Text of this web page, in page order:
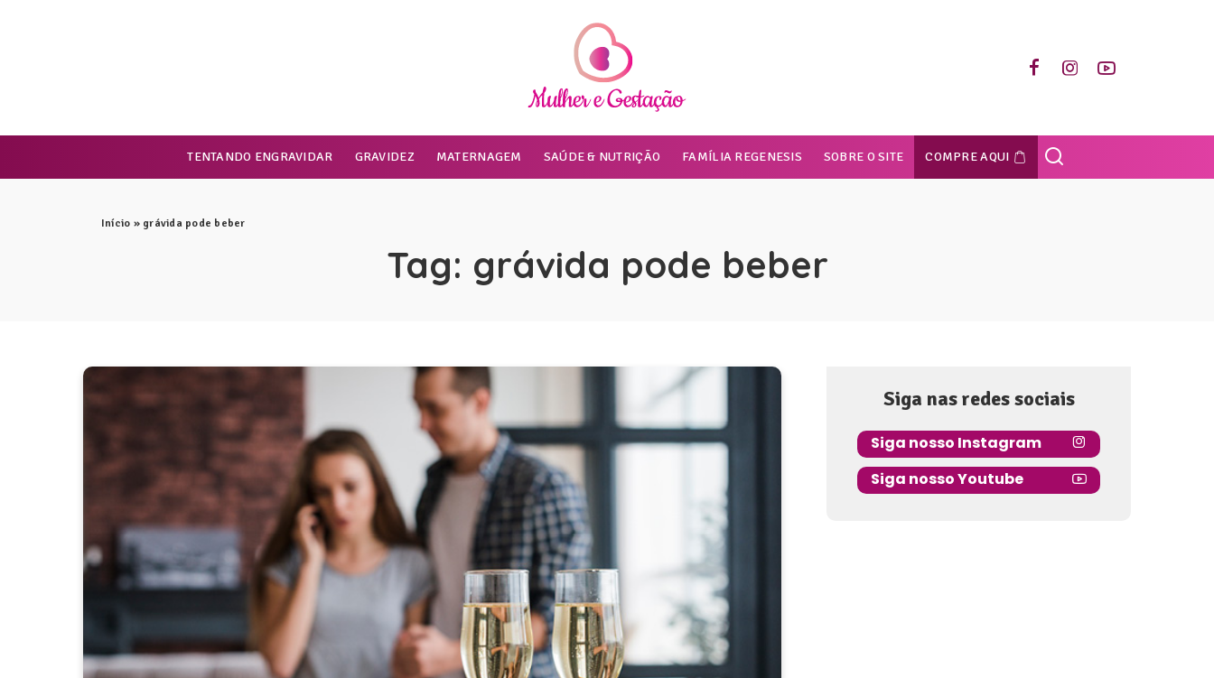
TENTANDO ENGRAVIDAR GRAVIDEZ MATERNAGEM SAÚDE & NUTRIÇÃO FAMÍLIA REGENESIS SOBRE O SITE COMPRE AQUI
Início » grávida pode beber
Tag: grávida pode beber
Siga nas redes sociais
Siga nosso Instagram
Siga nosso Youtube